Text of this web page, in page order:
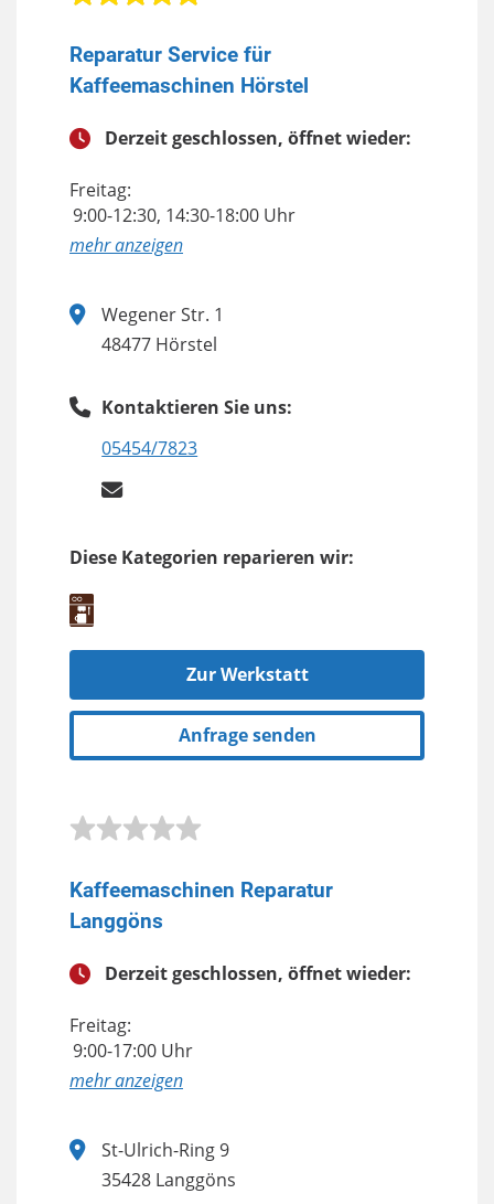
Reparatur Service für
Kaffeemaschinen Hörstel
Derzeit geschlossen, öffnet wieder:
Freitag:
9:00-12:30, 14:30-18:00 Uhr
anzeigen
Wegener Str. 1
48477 Hörstel
Kontaktieren Sie uns:
05454/7823
Diese Kategorien reparieren wir:
Zur Werkstatt
Anfrage senden
Kaffeemaschinen Reparatur
Langgöns
Derzeit geschlossen, öffnet wieder:
Freitag:
9:00-17:00 Uhr
anzeigen
St-Ulrich-Ring 9
35428 Langgöns